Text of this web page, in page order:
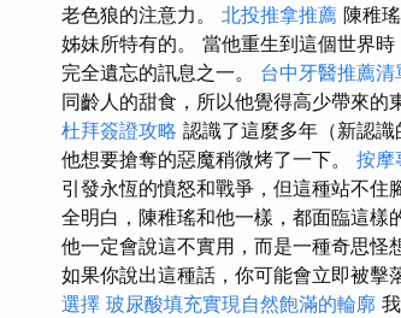
老色狼的注意力。 北投推拿推薦 陳稚
姊妹所特有的。 當他重生到這個世界
完全遺忘的訊息之一。 台中牙醫推薦清
同齡人的甜食，所以他覺得高少帶來的
杜拜簽證攻略 認識了這麼多年（新認
他想要搶奪的惡魔稍微烤了一下。 按摩
引發永恆的憤怒和戰爭，但這種站不住
全明白，陳稚瑤和他一樣，都面臨這樣
他一定會說這不實用，而是一種奇思怪
如果你說出這種話，你可能會立即被擊
選擇 玻尿酸填充實現自然飽滿的輪廓